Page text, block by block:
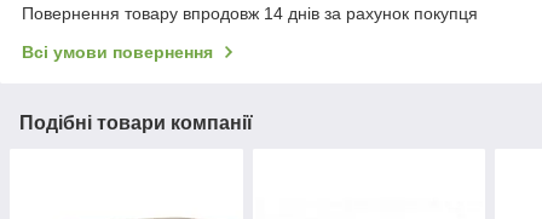
Повернення товару впродовж 14 днів за рахунок покупця
Всі умови повернення
Подібні товари компанії